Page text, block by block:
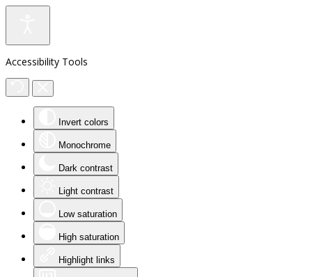
Accessibility Tools
Invert colors
Monochrome
Dark contrast
Light contrast
Low saturation
High saturation
Highlight links